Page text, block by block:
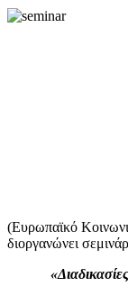
(Ευρωπαϊκό
διοργανώνει